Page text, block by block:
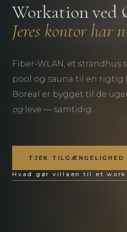
Workation ved
Jeres kontor har
Fiber-WLAN, et strandhus
pool og sauna til en rigtig
Boreal er bygget til de
og leve — samtidig.
TJEK TILGÆNGELIGHED
Hvad gør villaen til et